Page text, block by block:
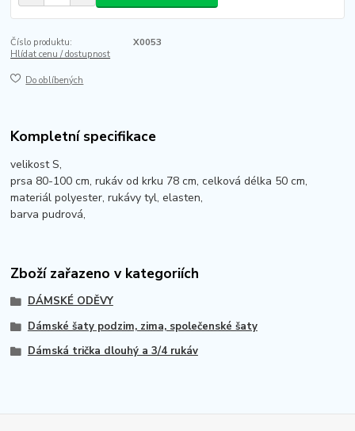
Číslo produktu:
X0053
Hlídat cenu / dostupnost
Do oblíbených
Kompletní specifikace
velikost S,
prsa 80-100 cm, rukáv od krku 78 cm, celková délka 50 cm,
materiál polyester, rukávy tyl, elasten,
barva pudrová,
Zboží zařazeno v kategoriích
DÁMSKÉ ODĚVY
Dámské šaty podzim, zima, společenské šaty
Dámská trička dlouhý a 3/4 rukáv